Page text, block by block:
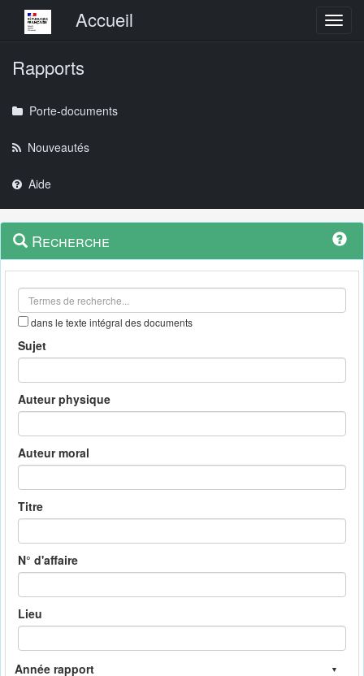
Menu principalAccueil
Rapports
Porte-documents
Nouveautés
Aide
Navigation
outils
Menu
contextuel
Recherche
dans le texte intégral des documents
Sujet
Auteur physique
Auteur moral
Titre
N° d'affaire
Lieu